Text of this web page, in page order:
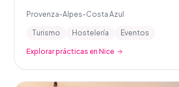
Provenza-Alpes-Costa Azul
Turismo Hostelería Eventos
Explorar prácticas en Nice